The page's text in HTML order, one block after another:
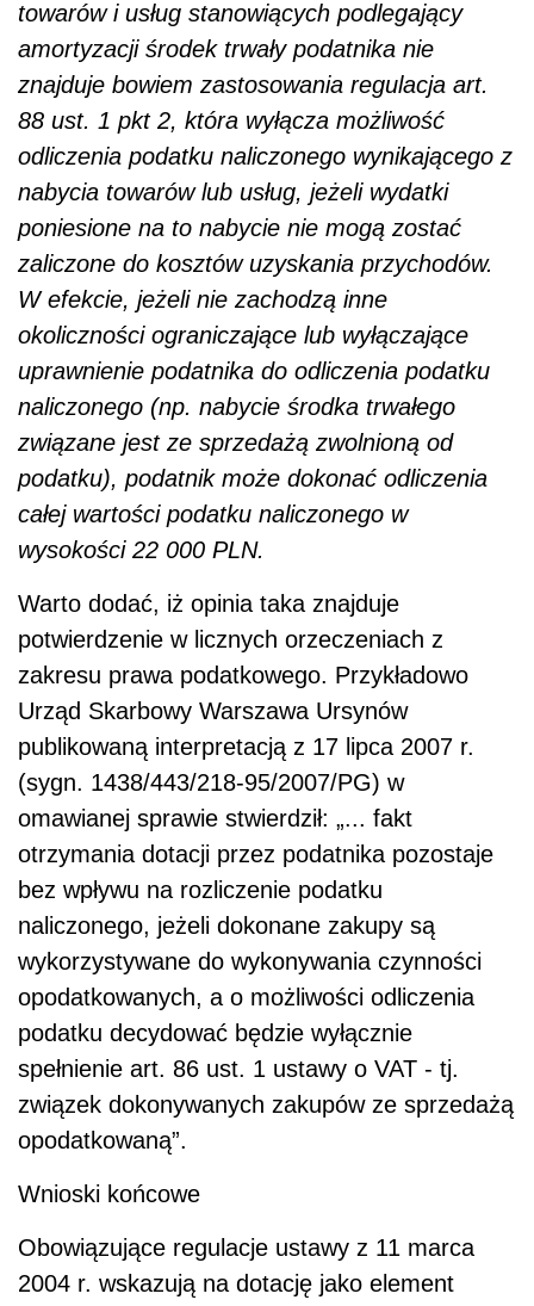
towarów i usług stanowiących podlegający
amortyzacji środek trwały podatnika nie
znajduje bowiem zastosowania regulacja art.
88 ust. 1 pkt 2, która wyłącza możliwość
odliczenia podatku naliczonego wynikającego z
nabycia towarów lub usług, jeżeli wydatki
poniesione na to nabycie nie mogą zostać
zaliczone do kosztów uzyskania przychodów.
W efekcie, jeżeli nie zachodzą inne
okoliczności ograniczające lub wyłączające
uprawnienie podatnika do odliczenia podatku
naliczonego (np. nabycie środka trwałego
związane jest ze sprzedażą zwolnioną od
podatku), podatnik może dokonać odliczenia
całej wartości podatku naliczonego w
wysokości 22 000 PLN.
Warto dodać, iż opinia taka znajduje
potwierdzenie w licznych orzeczeniach z
zakresu prawa podatkowego. Przykładowo
Urząd Skarbowy Warszawa Ursynów
publikowaną interpretacją z 17 lipca 2007 r.
(sygn. 1438/443/218-95/2007/PG) w
omawianej sprawie stwierdził: „... fakt
otrzymania dotacji przez podatnika pozostaje
bez wpływu na rozliczenie podatku
naliczonego, jeżeli dokonane zakupy są
wykorzystywane do wykonywania czynności
opodatkowanych, a o możliwości odliczenia
podatku decydować będzie wyłącznie
spełnienie art. 86 ust. 1 ustawy o VAT - tj.
związek dokonywanych zakupów ze sprzedażą
opodatkowaną”.
Wnioski końcowe
Obowiązujące regulacje ustawy z 11 marca
2004 r. wskazują na dotację jako element